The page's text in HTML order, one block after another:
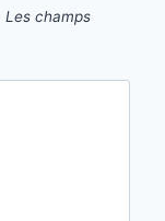
Les champs